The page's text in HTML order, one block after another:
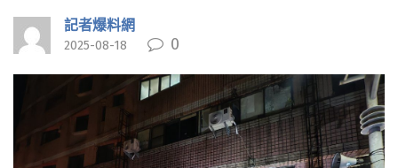
記者爆料網
2025-08-18 0